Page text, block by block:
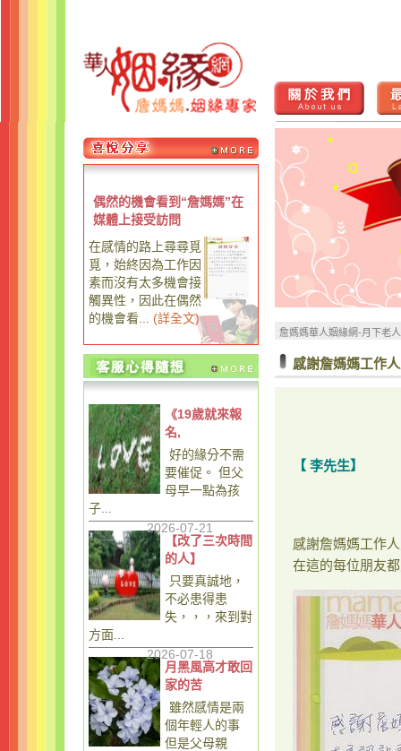
偶然的機會看到“詹媽媽”在
媒體上接受訪問
在感情的路上尋尋覓
覓，始終因為工作因
素而沒有太多機會接
觸異性，因此在偶然
的機會看...
(詳全文)
《19歲就來報
名,
好的緣分不需
要催促。 但父
母早一點為孩
子...
2026-07-21
【改了三次時間
的人】
只要真誠地，
不必患得患
失，，，來到對
方面...
2026-07-18
月黑風高才敢回
家的苦
雖然感情是兩
個年輕人的事
但是父母親
詹媽媽華人姻緣網-月下老
感謝詹媽媽工作
【 李先生】
感謝詹媽媽工作
在這的每位朋友